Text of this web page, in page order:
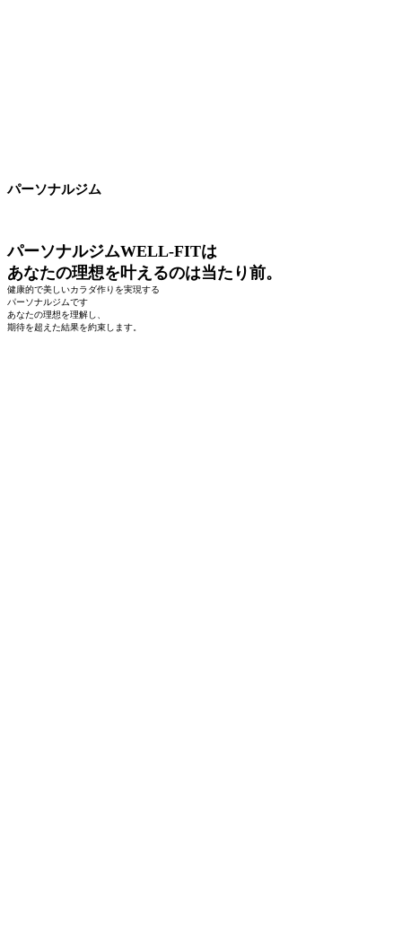
パーソナルジム
パーソナルジムWELL-FITは
あなたの理想を叶えるのは当たり前。
健康的で美しいカラダ作りを実現する
パーソナルジムです
あなたの理想を理解し、
期待を超えた結果を約束します。